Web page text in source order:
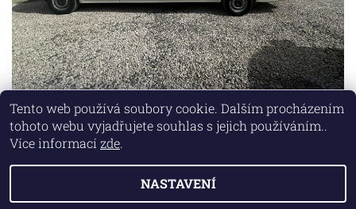
Lokality Marketing zajišťuje společnost X-VISION
2026 © AUTO MD, všechna práva vyhrazena
Tento web používá soubory cookie. Dalším procházením
tohoto webu vyjadřujete souhlas s jejich používáním..
Více informací zde.
NASTAVENÍ